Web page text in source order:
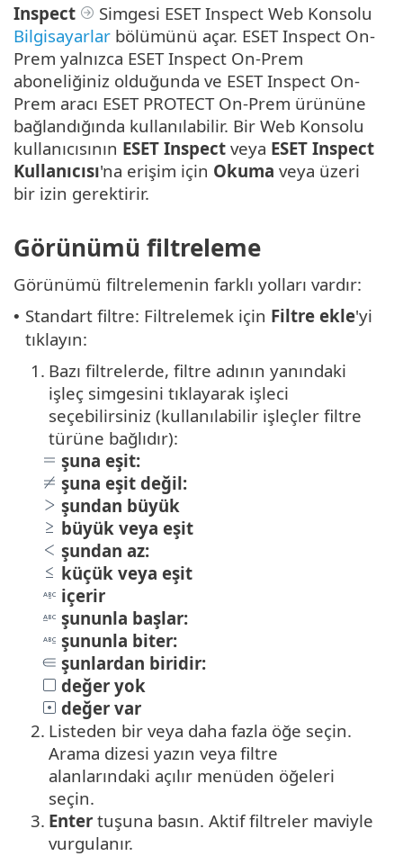
Inspect
Simgesi ESET Inspect Web Konsolu
Bilgisayarlar bölümünü açar. ESET Inspect On-
Prem yalnızca ESET Inspect On-Prem
aboneliğiniz olduğunda ve ESET Inspect On-
Prem aracı ESET PROTECT On-Prem ürününe
bağlandığında kullanılabilir. Bir Web Konsolu
kullanıcısının ESET Inspect veya ESET Inspect
Kullanıcısı'na erişim için Okuma veya üzeri
bir izin gerektirir.
Görünümü filtreleme
Görünümü filtrelemenin farklı yolları vardır:
• Standart filtre: Filtrelemek için Filtre ekle'yi
tıklayın:
1. Bazı filtrelerde, filtre adının yanındaki
işleç simgesini tıklayarak işleci
seçebilirsiniz (kullanılabilir işleçler filtre
türüne bağlıdır):
şuna eşit:
şuna eşit değil:
şundan büyük
büyük veya eşit
şundan az:
küçük veya eşit
içerir
şununla başlar:
şununla biter:
şunlardan biridir:
değer yok
değer var
2. Listeden bir veya daha fazla öğe seçin.
Arama dizesi yazın veya filtre
alanlarındaki açılır menüden öğeleri
seçin.
3. Enter tuşuna basın. Aktif filtreler maviyle
vurgulanır.